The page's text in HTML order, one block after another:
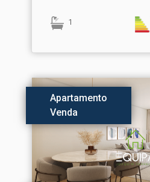
1
Apartamento
Venda